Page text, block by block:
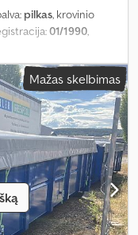
pilkas, krovinio
01/1990
Mažas skelbimas